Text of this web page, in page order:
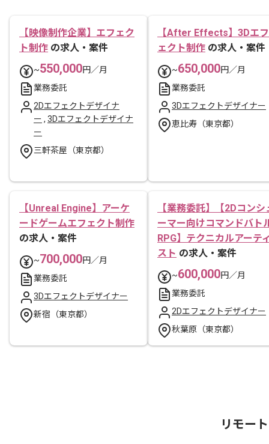
【映像制作企業】エフェク
ト制作 の求人・案件
~550,000円／月
業務委託
2Dエフェクトデザイナ
ー , 3Dエフェクトデザイナ
ー
三軒茶屋（東京都）
【After Effects】3Dエフ
ェクト制作 の求人・案件
~650,000円／月
業務委託
3Dエフェクトデザイナー
恵比寿（東京都）
【Unreal Engine】アーケ
ードゲームエフェクト制作
の求人・案件
~700,000円／月
業務委託
3Dエフェクトデザイナー
新宿（東京都）
【業務委託】【2Dコンシ
ーマー向けコマンドバト
RPG】テクニカルアーテ
スト の求人・案件
~600,000円／月
業務委託
2Dエフェクトデザイナー
秋葉原（東京都）
リモー